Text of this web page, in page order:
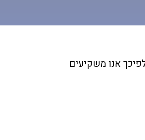
אנו משקיעים